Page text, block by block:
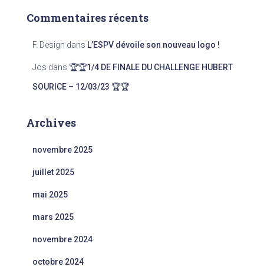
Commentaires récents
F. Design dans L’ESPV dévoile son nouveau logo !
Jos dans 🏆🏆1/4 DE FINALE DU CHALLENGE HUBERT
SOURICE – 12/03/23 🏆🏆
Archives
novembre 2025
juillet 2025
mai 2025
mars 2025
novembre 2024
octobre 2024